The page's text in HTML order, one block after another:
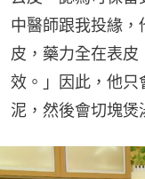
中醫師跟我投緣
皮，藥力全在表
效。」因此，他只
泥，然後會切塊煲